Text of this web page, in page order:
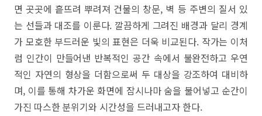
면 곳곳에 흩뜨려 뿌려져 건물의 창문, 벽 등 주변의 질서 있
는 선들과 대조를 이룬다. 깔끔하게 그려진 배경과 달리 경계
가 모호한 부드러운 빛의 표현은 더욱 비교된다. 작가는 이처
럼 인간이 만들어낸 반복적인 공간 속에서 불완전하고 우연
적인 자연의 형상을 더함으로써 두 대상을 강조하여 대비하
며, 이를 통해 차가운 화면에 잠시나마 숨을 불어넣고 순간이
가진 따스한 분위기와 시간성을 드러내고자 한다.